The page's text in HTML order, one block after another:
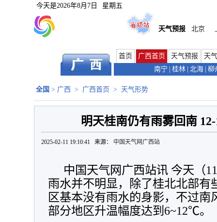
今天是2026年8月7日 星期五
天气预报 北京
首页 广西首页 天气预报
天
南宁
桂林 北海 柳
全国 > 广西 > 广西首页 > 天气形势
明天桂南仍有雨雾回南
2025-02-11 19:10:41 来源： 中国天气网广西站
中国天气网广西站讯 今天（
雨水并不明显，除了桂北北部有
区基本没有雨水的身影，不过南
部分地区升温幅度达到6~12℃。